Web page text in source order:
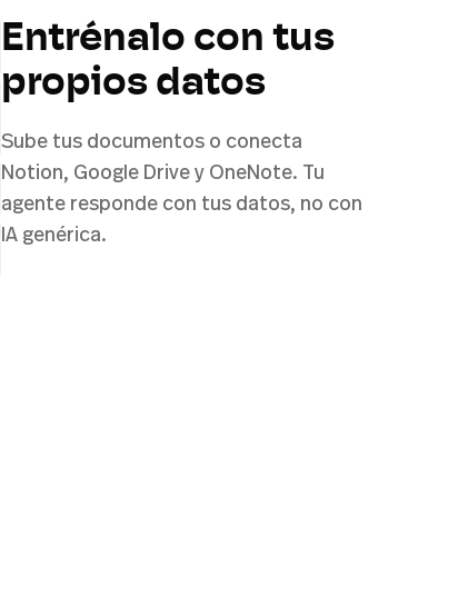
Entrénalo con tus
propios datos
Sube tus documentos o conecta
Notion, Google Drive y OneNote. Tu
agente responde con tus datos, no con
IA genérica.